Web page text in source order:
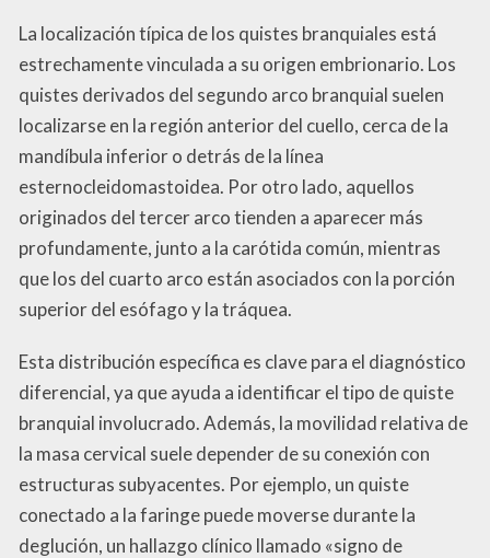
La localización típica de los quistes branquiales está
estrechamente vinculada a su origen embrionario. Los
quistes derivados del segundo arco branquial suelen
localizarse en la región anterior del cuello, cerca de la
mandíbula inferior o detrás de la línea
esternocleidomastoidea. Por otro lado, aquellos
originados del tercer arco tienden a aparecer más
profundamente, junto a la carótida común, mientras
que los del cuarto arco están asociados con la porción
superior del esófago y la tráquea.
Esta distribución específica es clave para el diagnóstico
diferencial, ya que ayuda a identificar el tipo de quiste
branquial involucrado. Además, la movilidad relativa de
la masa cervical suele depender de su conexión con
estructuras subyacentes. Por ejemplo, un quiste
conectado a la faringe puede moverse durante la
deglución, un hallazgo clínico llamado «signo de